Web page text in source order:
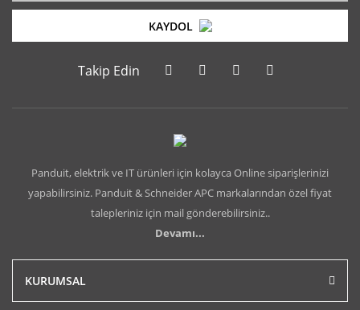
KAYDOL
Takip Edin
Panduit, elektrik ve IT ürünleri için kolayca Online siparişlerinizi
yapabilirsiniz. Panduit & Schneider APC markalarından özel fiyat
talepleriniz için mail gönderebilirsiniz..
Devamı...
KURUMSAL